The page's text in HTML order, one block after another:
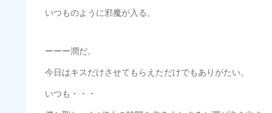
いつものように邪魔が入る。
ーーー潤だ。
今日はキスだけさせてもらえただけでもありがたい。
いつも・・・